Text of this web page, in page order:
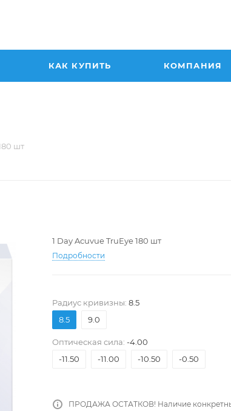
КАК КУПИТЬ КОМПАНИЯ
шт
1 Day Acuvue TruEye 180 шт
Подробности
Pадиус кривизны: 8.5
8.5
9.0
Оптическая сила: -4.00
-11.50
-11.00 -10.50 -0.50
ПРОДАЖА ОСТАТКОВ! Наличие